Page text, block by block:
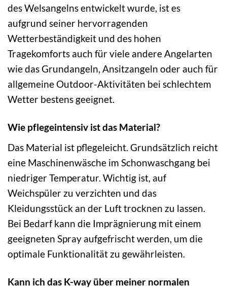
des Welsangelns entwickelt wurde, ist es
aufgrund seiner hervorragenden
Wetterbeständigkeit und des hohen
Tragekomforts auch für viele andere Angelarten
wie das Grundangeln, Ansitzangeln oder auch für
allgemeine Outdoor-Aktivitäten bei schlechtem
Wetter bestens geeignet.
Wie pflegeintensiv ist das Material?
Das Material ist pflegeleicht. Grundsätzlich reicht
eine Maschinenwäsche im Schonwaschgang bei
niedriger Temperatur. Wichtig ist, auf
Weichspüler zu verzichten und das
Kleidungsstück an der Luft trocknen zu lassen.
Bei Bedarf kann die Imprägnierung mit einem
geeigneten Spray aufgefrischt werden, um die
optimale Funktionalität zu gewährleisten.
Kann ich das K-way über meiner normalen